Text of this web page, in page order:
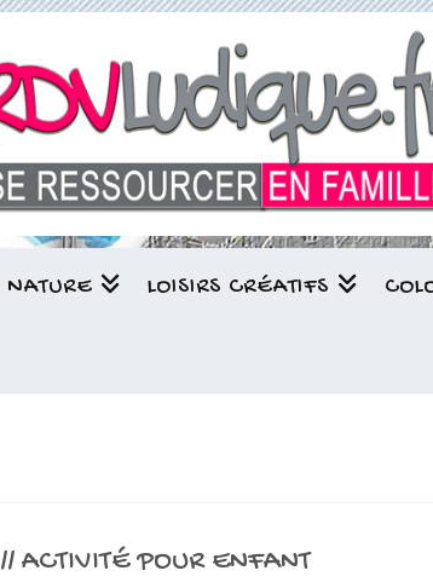
NATURE LOISIRS CRÉATIFS
ACTIVITÉ POUR ENFANT